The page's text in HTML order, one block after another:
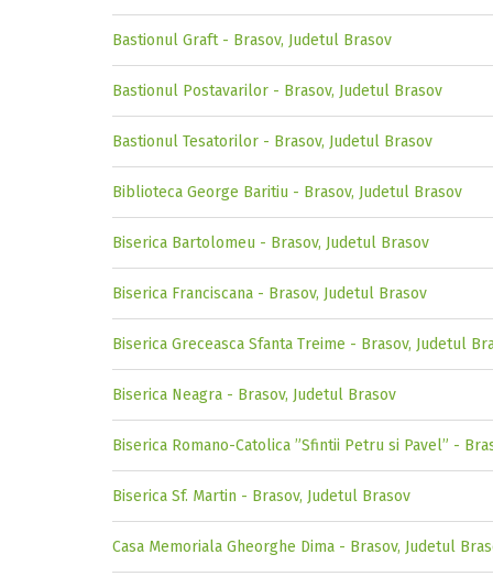
Bastionul Graft - Brasov, Judetul Brasov
Bastionul Postavarilor - Brasov, Judetul Brasov
Bastionul Tesatorilor - Brasov, Judetul Brasov
Biblioteca George Baritiu - Brasov, Judetul Brasov
Biserica Bartolomeu - Brasov, Judetul Brasov
Biserica Franciscana - Brasov, Judetul Brasov
Biserica Greceasca Sfanta Treime - Brasov, Judetul
Biserica Neagra - Brasov, Judetul Brasov
Biserica Romano-Catolica ”Sfintii Petru si Pavel” -
Biserica Sf. Martin - Brasov, Judetul Brasov
Casa Memoriala Gheorghe Dima - Brasov, Judetul